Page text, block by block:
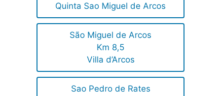
Quinta Sao Miguel de Arcos
São Miguel de Arcos
Km 8,5
Villa d’Arcos
Sao Pedro de Rates